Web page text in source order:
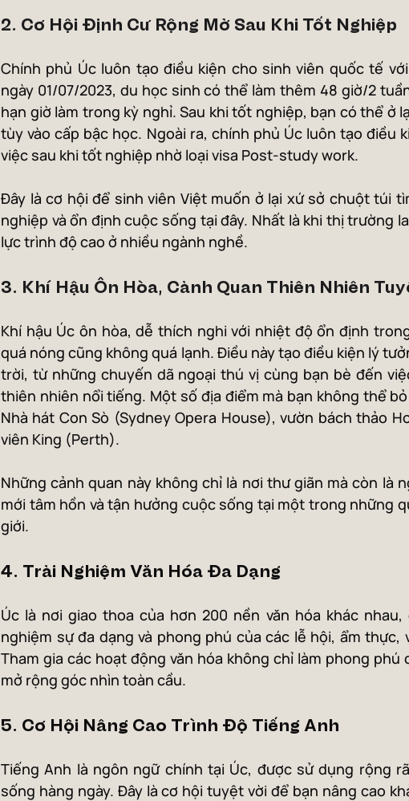
2. Cơ Hội Định Cư Rộng Mở Sau Khi Tốt Nghiệp
Chính phủ Úc luôn tạo điều kiện cho sinh viên quốc tế
ngày 01/07/2023, du học sinh có thể làm thêm 48 giờ/2
hạn giờ làm trong kỳ nghỉ. Sau khi tốt nghiệp, bạn có thể ở
tùy vào cấp bậc học. Ngoài ra, chính phủ Úc luôn tạo điều
việc sau khi tốt nghiệp nhờ loại visa Post-study work.
Đây là cơ hội để sinh viên Việt muốn ở lại xứ sở chuột túi
nghiệp và ổn định cuộc sống tại đây. Nhất là khi thị trường
lực trình độ cao ở nhiều ngành nghề.
3. Khí Hậu Ôn Hòa, Cảnh Quan Thiên Nhiên
Khí hậu Úc ôn hòa, dễ thích nghi với nhiệt độ ổn định
quá nóng cũng không quá lạnh. Điều này tạo điều kiện lý
trời, từ những chuyến dã ngoại thú vị cùng bạn bè đến
thiên nhiên nổi tiếng. Một số địa điểm mà bạn không thể
Nhà hát Con Sò (Sydney Opera House), vườn bách thảo
viên King (Perth).
Những cảnh quan này không chỉ là nơi thư giãn mà còn là
mới tâm hồn và tận hưởng cuộc sống tại một trong những
giới.
4. Trải Nghiệm Văn Hóa Đa Dạng
Úc là nơi giao thoa của hơn 200 nền văn hóa khác
nghiệm sự đa dạng và phong phú của các lễ hội, ẩm
Tham gia các hoạt động văn hóa không chỉ làm phong phú
mở rộng góc nhìn toàn cầu.
5. Cơ Hội Nâng Cao Trình Độ Tiếng Anh
Tiếng Anh là ngôn ngữ chính tại Úc, được sử dụng rộng
sống hàng ngày. Đây là cơ hội tuyệt vời để bạn nâng cao